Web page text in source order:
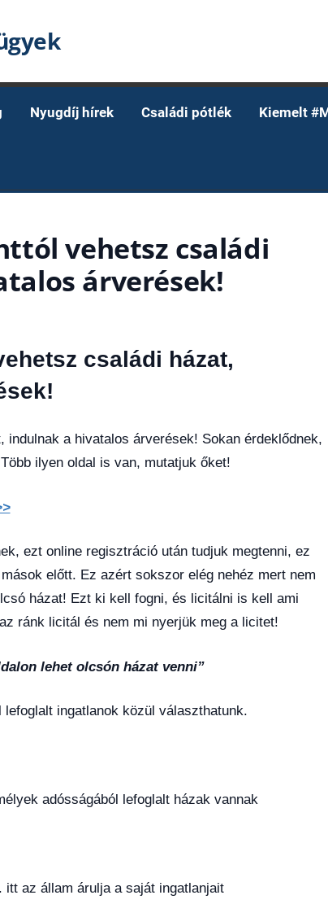
Nyugdíj hírek Családi pótlék Kiemelt
vehetsz családi
árverések!
családi házat,
a hivatalos árverések! Sokan érdeklődnek,
ilyen oldal is van, mutatjuk őket!
ezt online regisztráció után tudjuk megtenni, ez
előtt. Ez azért sokszor elég nehéz mert nem
házat! Ezt ki kell fogni, és licitálni is kell ami
ránk licitál és nem mi nyerjük meg a licitet!
lehet olcsón házat venni”
ingatlanok közül választhatunk.
adósságából lefoglalt házak vannak
itt az állam árulja a saját ingatlanjait